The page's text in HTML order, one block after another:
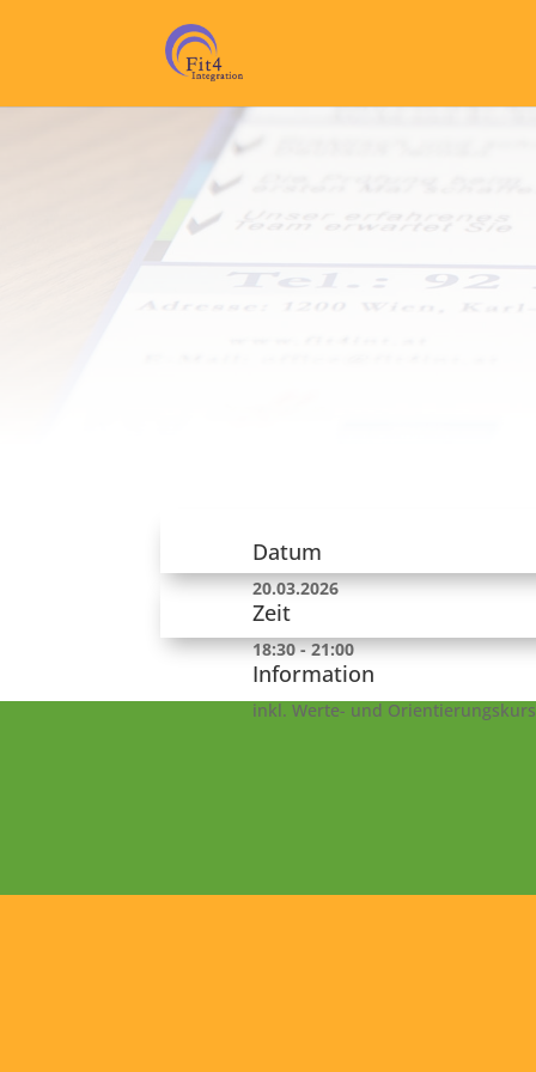
Datum
20.03.2026
Zeit
18:30 - 21:00
Information
inkl. Werte- und